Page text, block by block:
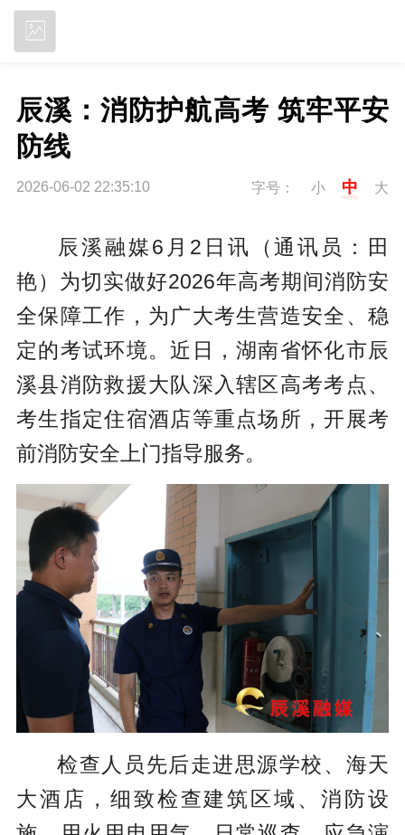
辰溪：消防护航高考 筑牢平安
防线
2026-06-02 22:35:10 字号： 小 中 大
辰溪融媒6月2日讯（通讯员：田
艳）为切实做好2026年高考期间消防安
全保障工作，为广大考生营造安全、稳
定的考试环境。近日，湖南省怀化市辰
溪县消防救援大队深入辖区高考考点、
考生指定住宿酒店等重点场所，开展考
前消防安全上门指导服务。
检查人员先后走进思源学校、海天
大酒店，细致检查建筑区域、消防设